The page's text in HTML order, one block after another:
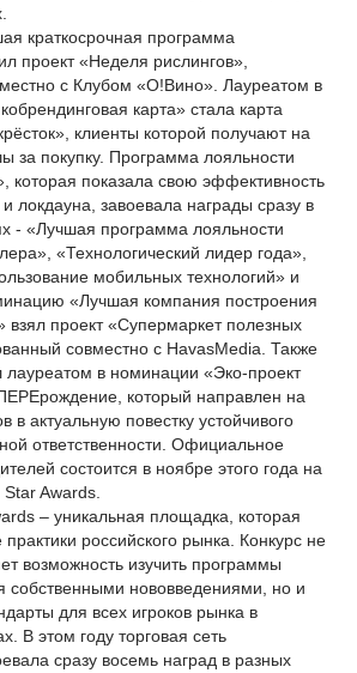
краткосрочная программа
проект «Неделя рислингов»,
с Клубом «О!Вино». Лауреатом в
карта» стала карта
клиенты которой получают на
за покупку. Программа лояльности
которая показала свою эффективность
локдауна, завоевала награды сразу в
- «Лучшая программа лояльности
«Технологический лидер года»,
мобильных технологий» и
«Лучшая компания построения
взял проект «Супермаркет полезных
совместно с HavasMedia. Также
лауреатом в номинации «Эко-проект
который направлен на
в актуальную повестку устойчивого
ответственности. Официальное
состоится в ноябре этого года на
Awards.
– уникальная площадка, которая
российского рынка. Конкурс не
возможность изучить программы
собственными нововведениями, но и
для всех игроков рынка в
В этом году торговая сеть
сразу восемь наград в разных